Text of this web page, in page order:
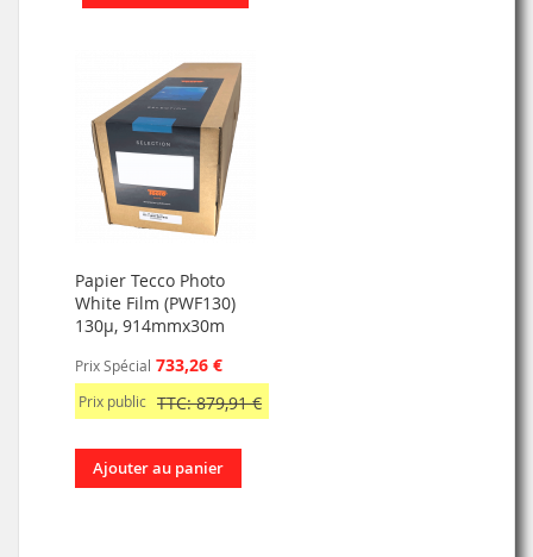
Papier Tecco Photo
White Film (PWF130)
130µ, 914mmx30m
Prix Spécial 733,26 €
Prix public TTC: 879,91 €
Ajouter au panier